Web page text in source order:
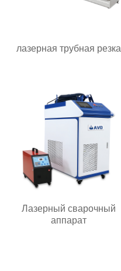
лазерная трубная резка
Лазерный сварочный
аппарат